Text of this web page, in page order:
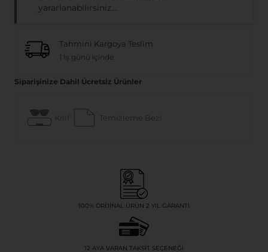
yararlanabilirsiniz....
Tahmini Kargoya Teslim
1 İş günü içinde
Siparişinize Dahil Ücretsiz Ürünler
Kılıf Temizleme Bezi
100% ORIJINAL ÜRÜN 2 YIL GARANTI
12 AYA VARAN TAKSIT SEÇENEĞI